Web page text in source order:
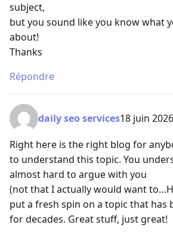
subject,
but you sound like you know what
about!
Thanks
Répondre
daily seo services18 juin 2026
Right here is the right blog for
to understand this topic. You
almost hard to argue with you
(not that I actually would want
put a fresh spin on a topic that has
for decades. Great stuff, just great!